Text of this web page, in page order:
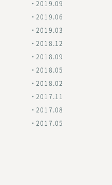
2019.09
2019.06
2019.03
2018.12
2018.09
2018.05
2018.02
2017.11
2017.08
2017.05